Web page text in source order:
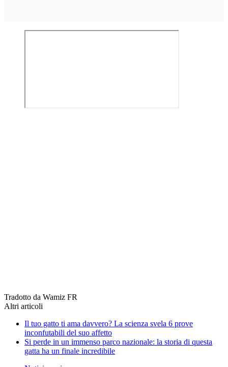
Tradotto da Wamiz FR
Altri articoli
Il tuo gatto ti ama davvero? La scienza svela 6 prove
inconfutabili del suo affetto
Si perde in un immenso parco nazionale: la storia di questa
gatta ha un finale incredibile